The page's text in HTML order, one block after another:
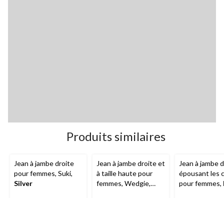
Produits similaires
Jean à jambe droite
pour femmes, Suki,
Silver
Jean à jambe droite et
à taille haute pour
femmes, Wedgie,
Jean à jambe
épousant les
pour femmes,